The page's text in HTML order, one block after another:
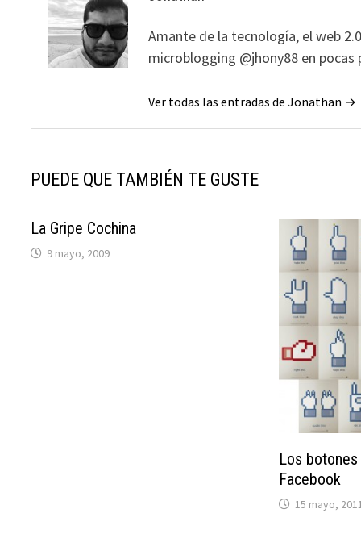
Amante de la tecnología, el web
microblogging @jhony88 en
Ver todas las entradas de Jonathan →
PUEDE QUE TAMBIÉN TE GUSTE
La Gripe Cochina
9 mayo, 2009
Los
Facebook
15 mayo,